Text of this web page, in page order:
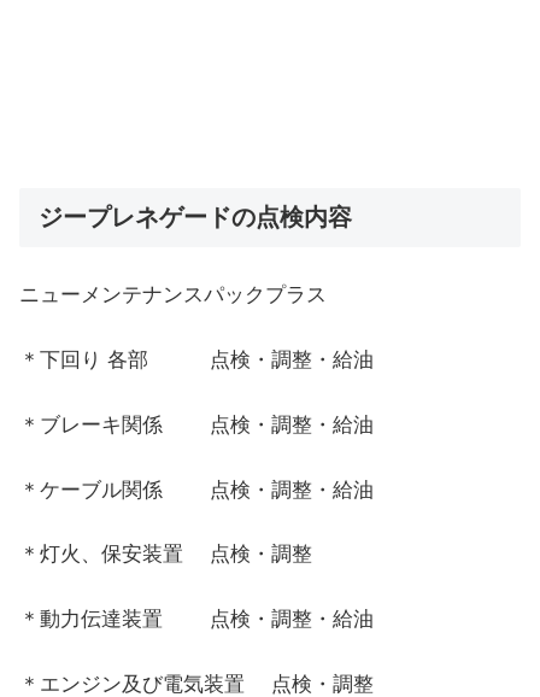
ジープレネゲードの点検内容
ニューメンテナンスパックプラス
＊下回り 各部 点検・調整・給油
＊ブレーキ関係 点検・調整・給油
＊ケーブル関係 点検・調整・給油
＊灯火、保安装置 点検・調整
＊動力伝達装置 点検・調整・給油
＊エンジン及び電気装置 点検・調整